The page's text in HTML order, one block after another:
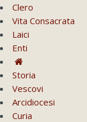
Clero
Vita Consacrata
Laici
Enti
Storia
Vescovi
Arcidiocesi
Curia